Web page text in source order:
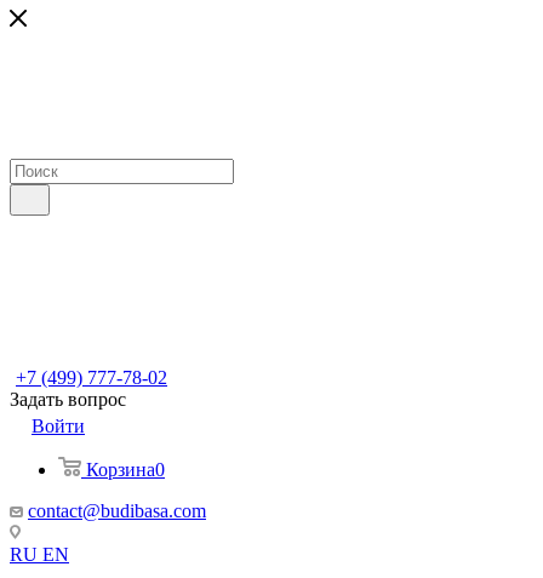
+7 (499) 777-78-02
Задать вопрос
Войти
Корзина0
contact@budibasa.com
RU EN